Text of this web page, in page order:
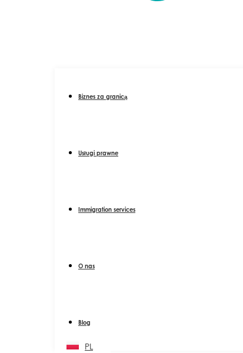
Biznes za granicą
Usługi prawne
Immigration services
O nas
Blog
PL